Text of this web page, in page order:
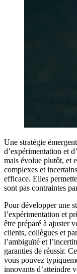
Une stratégie
d’expérimentation et
mais évolue plutôt, et
complexes et
efficace. Elles
sont pas contraintes
Pour développer une
l’expérimentation et
être préparé à ajuster
clients, collègues et
l’ambiguïté et
garanties de réussir.
vous pouvez
innovants d’atteindre